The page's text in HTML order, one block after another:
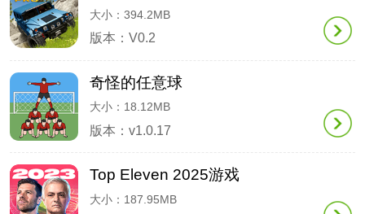
大小：394.2MB
版本：V0.2
奇怪的任意球
大小：18.12MB
版本：v1.0.17
Top Eleven 2025游戏
大小：187.95MB